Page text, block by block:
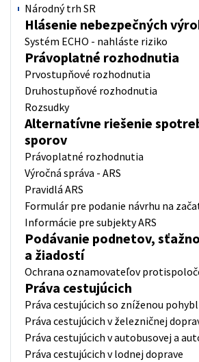
Národný trh SR
Hlásenie nebezpečných
Systém ECHO - nahláste riziko
Právoplatné rozhodnutia
Prvostupňové rozhodnutia
Druhostupňové rozhodnutia
Rozsudky
Alternatívne riešenie
sporov
Právoplatné rozhodnutia
Výročná správa - ARS
Pravidlá ARS
Formulár pre podanie návrhu na
Informácie pre subjekty ARS
Podávanie podnetov,
a žiadostí
Ochrana oznamovateľov
Práva cestujúcich
Práva cestujúcich so zníženou
Práva cestujúcich v železničnej
Práva cestujúcich v autobusovej a
Práva cestujúcich v lodnej doprave